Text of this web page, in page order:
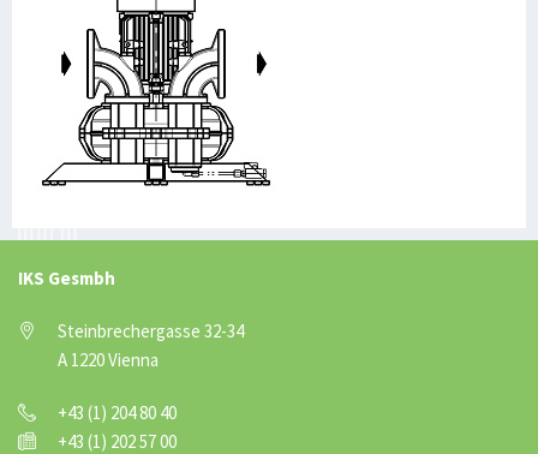
IKS Gesmbh
Steinbrechergasse 32-34
A 1220 Vienna
+43 (1) 204 80 40
+43 (1) 202 57 00